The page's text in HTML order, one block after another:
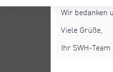
Wir bedanken
Viele Grüße,
Ihr SWH-Team